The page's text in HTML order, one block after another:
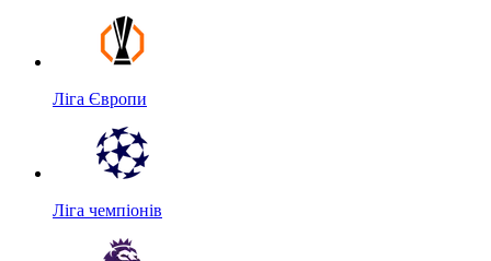
Ліга Європи
Ліга чемпіонів